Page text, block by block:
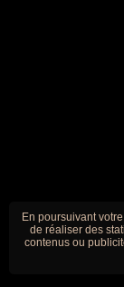
En poursuivant
de réaliser des
contenus ou